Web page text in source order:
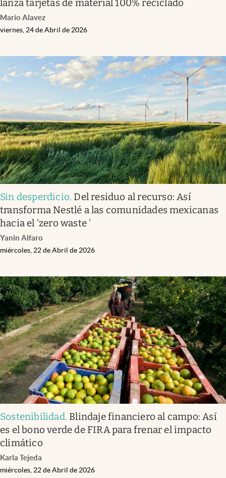
lanza tarjetas de material 100% reciclado
Mario Alavez
viernes, 24 de Abril de 2026
Sin desperdicio. Del residuo al recurso: Así
transforma Nestlé a las comunidades mexicanas
hacia el ‘zero waste '
Yanin Alfaro
miércoles, 22 de Abril de 2026
Sostenibilidad. Blindaje financiero al campo: Así
es el bono verde de FIRA para frenar el impacto
climático
Karla Tejeda
miércoles, 22 de Abril de 2026